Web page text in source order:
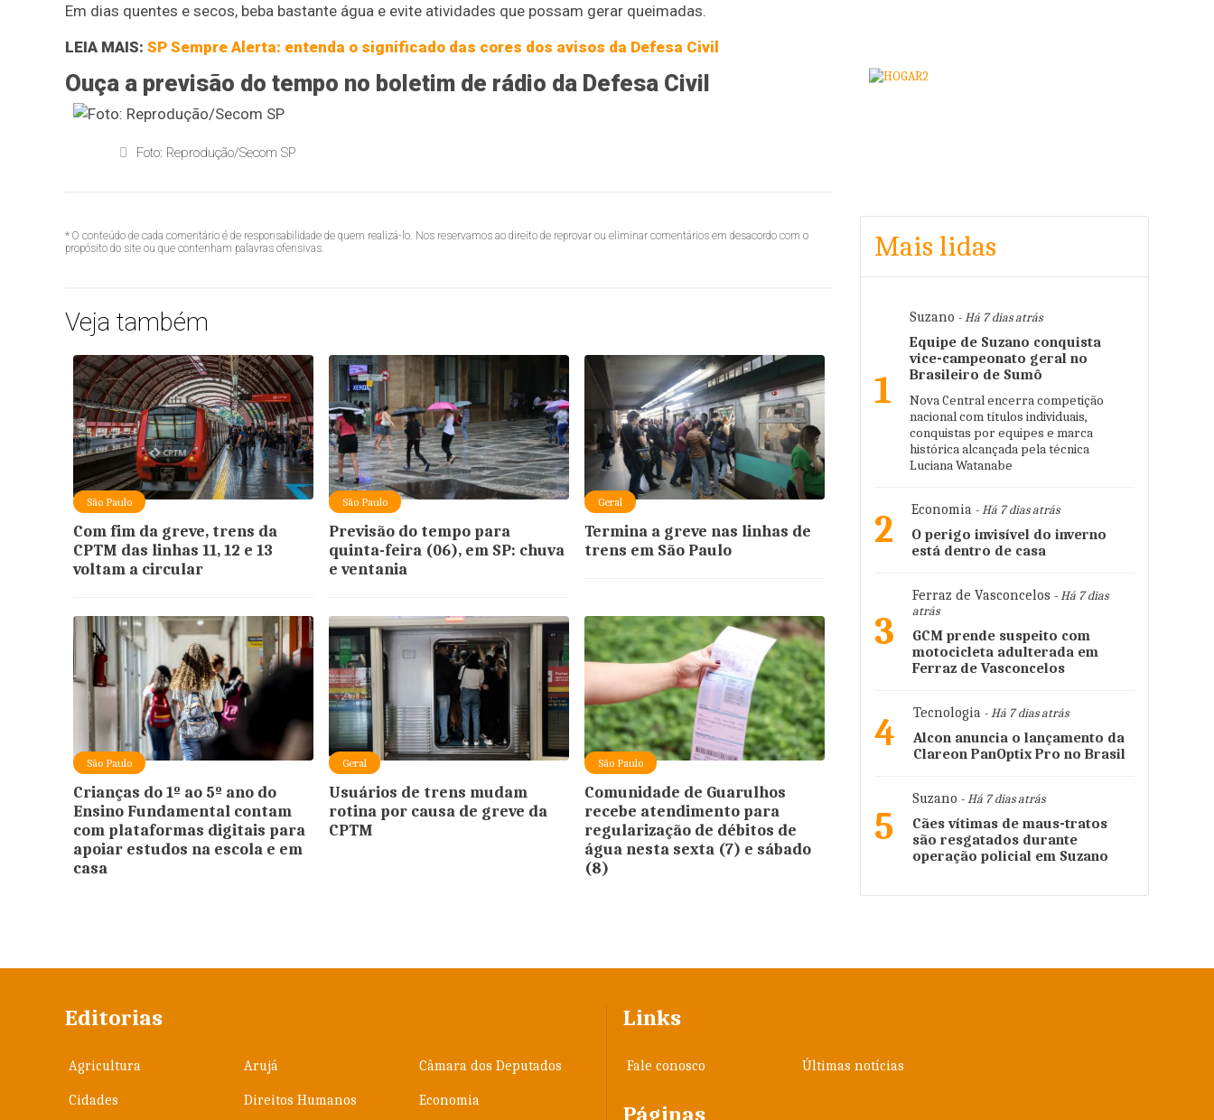
Em dias quentes e secos, beba bastante água e evite atividades que possam gerar queimadas.
LEIA MAIS: SP Sempre Alerta: entenda o significado das cores dos avisos da Defesa Civil
Ouça a previsão do tempo no boletim de rádio da Defesa Civil
Foto: Reprodução/Secom SP
* O conteúdo de cada comentário é de responsabilidade de quem realizá-lo. Nos reservamos ao direito de reprovar ou eliminar comentários em desacordo com o
propósito do site ou que contenham palavras ofensivas.
Veja também
São Paulo
Com fim da greve, trens da
CPTM das linhas 11, 12 e 13
voltam a circular
São Paulo
Previsão do tempo para
quinta-feira (06), em SP: chuva
e ventania
Geral
Termina a greve nas linhas de
trens em São Paulo
São Paulo
Crianças do 1º ao 5º ano do
Ensino Fundamental contam
com plataformas digitais para
apoiar estudos na escola e em
casa
Geral
Usuários de trens mudam
rotina por causa de greve da
CPTM
São Paulo
Comunidade de Guarulhos
recebe atendimento para
regularização de débitos de
água nesta sexta (7) e sábado
(8)
Mais lidas
1
Suzano - Há 7 dias atrás
Equipe de Suzano conquista
vice-campeonato geral no
Brasileiro de Sumô
Nova Central encerra competição
nacional com títulos individuais,
conquistas por equipes e marca
histórica alcançada pela técnica
Luciana Watanabe
2 Economia - Há 7 dias atrás
O perigo invisível do inverno
está dentro de casa
3
Ferraz de Vasconcelos - Há 7 dias
atrás
GCM prende suspeito com
motocicleta adulterada em
Ferraz de Vasconcelos
4 Tecnologia - Há 7 dias atrás
Alcon anuncia o lançamento da
Clareon PanOptix Pro no Brasil
5
Suzano - Há 7 dias atrás
Cães vítimas de maus-tratos
são resgatados durante
operação policial em Suzano
Editorias
Agricultura Arujá Câmara dos Deputados
Cidades Direitos Humanos Economia
Links
Fale conosco Últimas notícias
Páginas